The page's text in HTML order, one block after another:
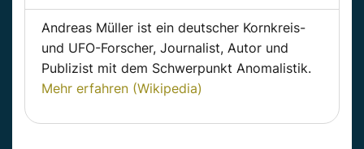
Andreas Müller ist ein deutscher Kornkreis-
und UFO-Forscher, Journalist, Autor und
Publizist mit dem Schwerpunkt Anomalistik.
Mehr erfahren (Wikipedia)